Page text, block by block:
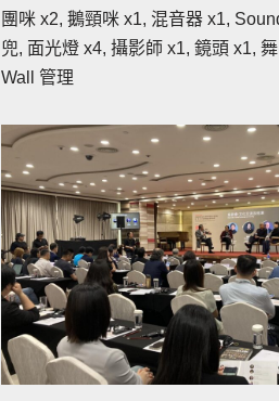
團咪 x2, 鵝頸咪 x1, 混音器 x1,
兜, 面光燈 x4, 攝影師 x1, 鏡頭 x1,
Wall 管理